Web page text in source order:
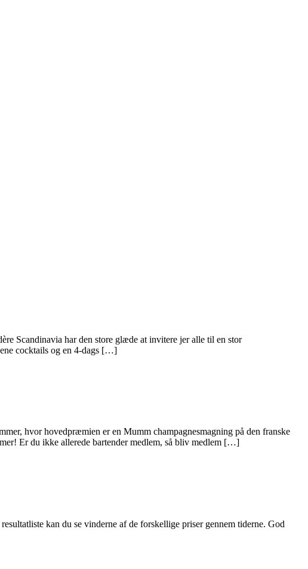
Scandinavia har den store glæde at invitere jer alle til en stor
cocktails og en 4-dags […]
hvor hovedpræmien er en Mumm champagnesmagning på den franske
Er du ikke allerede bartender medlem, så bliv medlem […]
kan du se vinderne af de forskellige priser gennem tiderne. God